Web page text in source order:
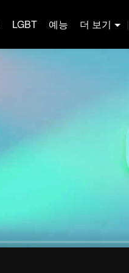
LGBT 예능 더 보기 |